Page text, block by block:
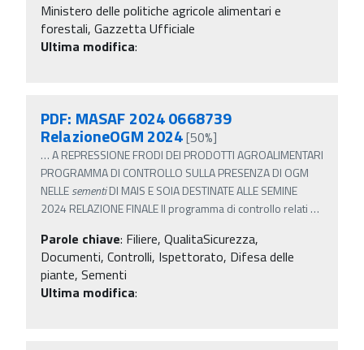
Ministero delle politiche agricole alimentari e
forestali, Gazzetta Ufficiale
Ultima modifica:
PDF: MASAF 2024 0668739
RelazioneOGM 2024[50%]
…A REPRESSIONE FRODI DEI PRODOTTI AGROALIMENTARI
PROGRAMMA DI CONTROLLO SULLA PRESENZA DI OGM
NELLEsementiDI MAIS E SOIA DESTINATE ALLE SEMINE
2024 RELAZIONE FINALE Il programma di controllo relati …
Parole chiave: Filiere, QualitaSicurezza,
Documenti, Controlli, Ispettorato, Difesa delle
piante, Sementi
Ultima modifica: